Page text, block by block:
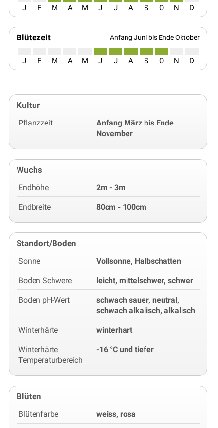
J F M A M J J A S O N D
Blütezeit Anfang Juni bis Ende Oktober
J F M A M J J A S O N D
Kultur
Pflanzzeit
Anfang März bis Ende
November
Wuchs
Endhöhe 2m - 3m
Endbreite 80cm - 100cm
Standort/Boden
Sonne Vollsonne, Halbschatten
Boden Schwere leicht, mittelschwer, schwer
Boden pH-Wert
schwach sauer, neutral,
schwach alkalisch, alkalisch
Winterhärte winterhart
Winterhärte
Temperaturbereich
-16 °C und tiefer
Blüten
Blütenfarbe weiss, rosa